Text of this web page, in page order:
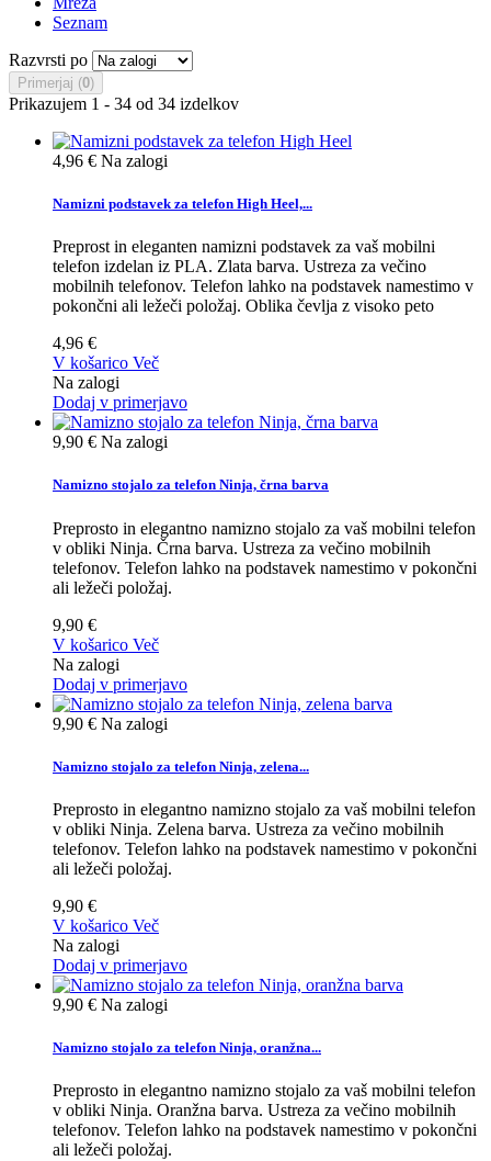
Seznam
Razvrsti po
Primerjaj (0)
Prikazujem 1 - 34 od 34 izdelkov
4,96 € Na zalogi
Namizni podstavek za telefon High Heel,...
Preprost in eleganten namizni podstavek za vaš mobilni
telefon izdelan iz PLA. Zlata barva. Ustreza za večino
mobilnih telefonov. Telefon lahko na podstavek namestimo v
pokončni ali ležeči položaj. Oblika čevlja z visoko peto
4,96 €
V košarico Več
Na zalogi
Dodaj v primerjavo
9,90 € Na zalogi
Namizno stojalo za telefon Ninja, črna barva
Preprosto in elegantno namizno stojalo za vaš mobilni telefon
v obliki Ninja. Črna barva. Ustreza za večino mobilnih
telefonov. Telefon lahko na podstavek namestimo v pokončni
ali ležeči položaj.
9,90 €
V košarico Več
Na zalogi
Dodaj v primerjavo
9,90 € Na zalogi
Namizno stojalo za telefon Ninja, zelena...
Preprosto in elegantno namizno stojalo za vaš mobilni telefon
v obliki Ninja. Zelena barva. Ustreza za večino mobilnih
telefonov. Telefon lahko na podstavek namestimo v pokončni
ali ležeči položaj.
9,90 €
V košarico Več
Na zalogi
Dodaj v primerjavo
9,90 € Na zalogi
Namizno stojalo za telefon Ninja, oranžna...
Preprosto in elegantno namizno stojalo za vaš mobilni telefon
v obliki Ninja. Oranžna barva. Ustreza za večino mobilnih
telefonov. Telefon lahko na podstavek namestimo v pokončni
ali ležeči položaj.